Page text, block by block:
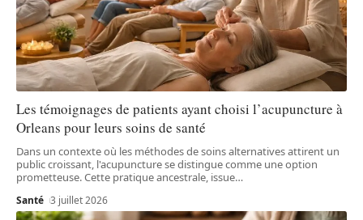
Les témoignages de patients ayant choisi l’acupuncture à
Orleans pour leurs soins de santé
Dans un contexte où les méthodes de soins alternatives attirent un
public croissant, l'acupuncture se distingue comme une option
prometteuse. Cette pratique ancestrale, issue…
Santé 3 juillet 2026